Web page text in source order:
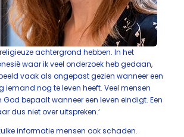
achtergrond hebben. In het
waar ik veel onderzoek heb gedaan,
vaak als ongepast gezien wanneer een
iemand nog te leven heeft. Veel mensen
bepaalt wanneer een leven eindigt. Een
dus niet over uitspreken.‘
informatie mensen ook schaden.